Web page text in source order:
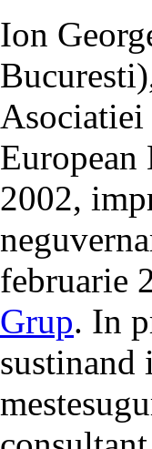
Ion
Asociatiei
2002,
februarie
Grup. In
sustinand